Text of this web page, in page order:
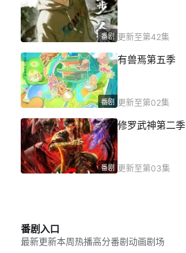
番剧 更新至第42集
番剧
有兽焉第五季
更新至第02集
番剧
修罗武神第二季
更新至第03集
番剧入口
最新更新本周热播高分番剧动画剧场